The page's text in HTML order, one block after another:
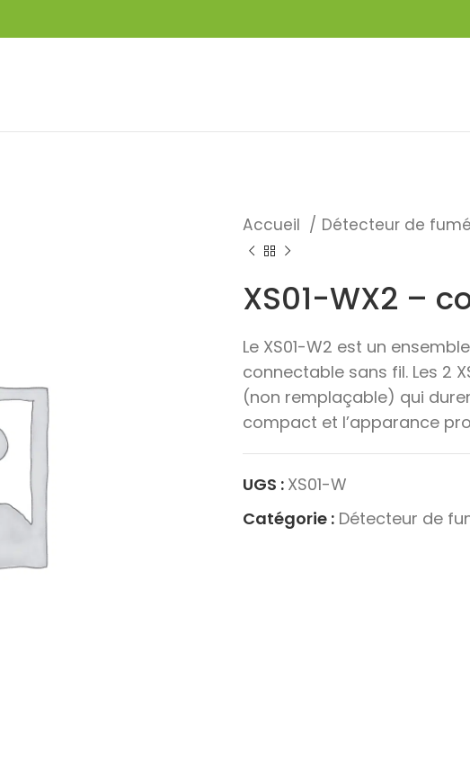
Accueil Détecteur de
XS01-WX2 –
Le XS01-W2 est un
connectable sans fil. Les 2
(non remplaçable) qui
compact et l’apparance
UGS : XS01-W
Catégorie : Détecteur de